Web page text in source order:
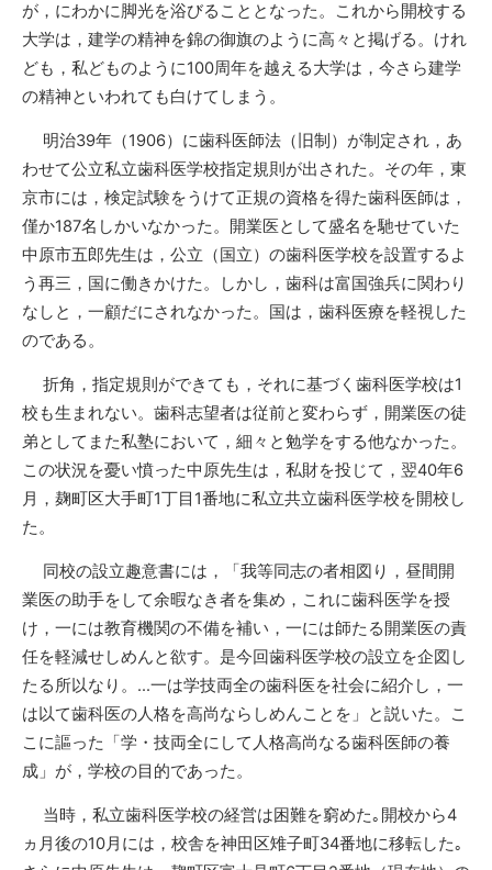
が，にわかに脚光を浴びることとなった。これから開校する
大学は，建学の精神を錦の御旗のように高々と掲げる。けれ
ども，私どものように100周年を越える大学は，今さら建学
の精神といわれても白けてしまう。
明治39年（1906）に歯科医師法（旧制）が制定され，あ
わせて公立私立歯科医学校指定規則が出された。その年，東
京市には，検定試験をうけて正規の資格を得た歯科医師は，
僅か187名しかいなかった。開業医として盛名を馳せていた
中原市五郎先生は，公立（国立）の歯科医学校を設置するよ
う再三，国に働きかけた。しかし，歯科は富国強兵に関わり
なしと，一顧だにされなかった。国は，歯科医療を軽視した
のである。
折角，指定規則ができても，それに基づく歯科医学校は1
校も生まれない。歯科志望者は従前と変わらず，開業医の徒
弟としてまた私塾において，細々と勉学をする他なかった。
この状況を憂い憤った中原先生は，私財を投じて，翌40年6
月，麹町区大手町1丁目 1番地に私立共立歯科医学校を開校し
た。
同校の設立趣意書には，「我等同志の者相図り，昼間開
業医の助手をして余暇なき者を集め，これに歯科医学を授
け，一には教育機関の不備を補い，一には師たる開業医の責
任を軽減せしめんと欲す。是今回歯科医学校の設立を企図し
たる所以なり。 …一は学技両全の歯科医を社会に紹介し，一
は以て歯科医の人格を高尚ならしめんことを」と説いた。こ
こに謳った「学・技両全にして人格高尚なる歯科医師の養
成」が，学校の目的であった。
当時，私立歯科医学校の経営は困難を窮めた｡開校から4
ヵ月後の10月には，校舎を神田区雉子町34番地に移転した｡